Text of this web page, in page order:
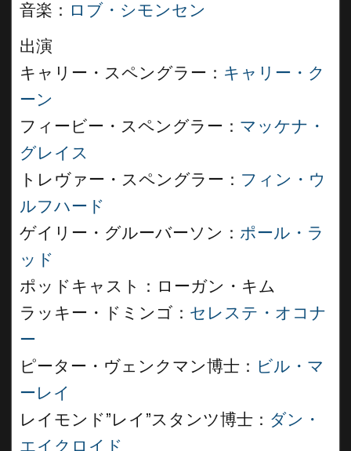
音楽： ロブ・シモンセン
出演
キャリー・スペングラー： キャリー・ク
ーン
フィービー・スペングラー： マッケナ・
グレイス
トレヴァー・スペングラー： フィン・ウ
ルフハード
ゲイリー・グルーバーソン： ポール・ラ
ッド
ポッドキャスト：ローガン・キム
ラッキー・ドミンゴ： セレステ・オコナ
ー
ピーター・ヴェンクマン博士： ビル・マ
ーレイ
レイモンド”レイ”スタンツ博士： ダン・
エイクロイド